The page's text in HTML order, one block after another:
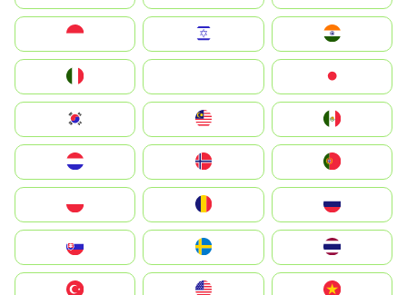
South Korea
United States